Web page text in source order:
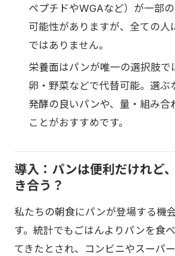
ペプチドやWGAなど）が一部
可能性がありますが、全ての人
ではありません。
栄養面はパンが唯一の選択肢で
卵・野菜などで代替可能。選ぶ
発酵の良いパンや、量・組み合
ことがおすすめです。
導入：パンは便利だけれど
き合う？
私たちの朝食にパンが登場する機
す。統計でもごはんよりパンを食
てきたとされ、コンビニやスーパ